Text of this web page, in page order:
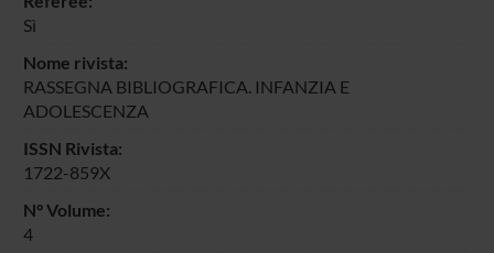
Sì
Nome rivista:
RASSEGNA BIBLIOGRAFICA. INFANZIA E
ADOLESCENZA
ISSN Rivista:
1722-859X
N° Volume:
4